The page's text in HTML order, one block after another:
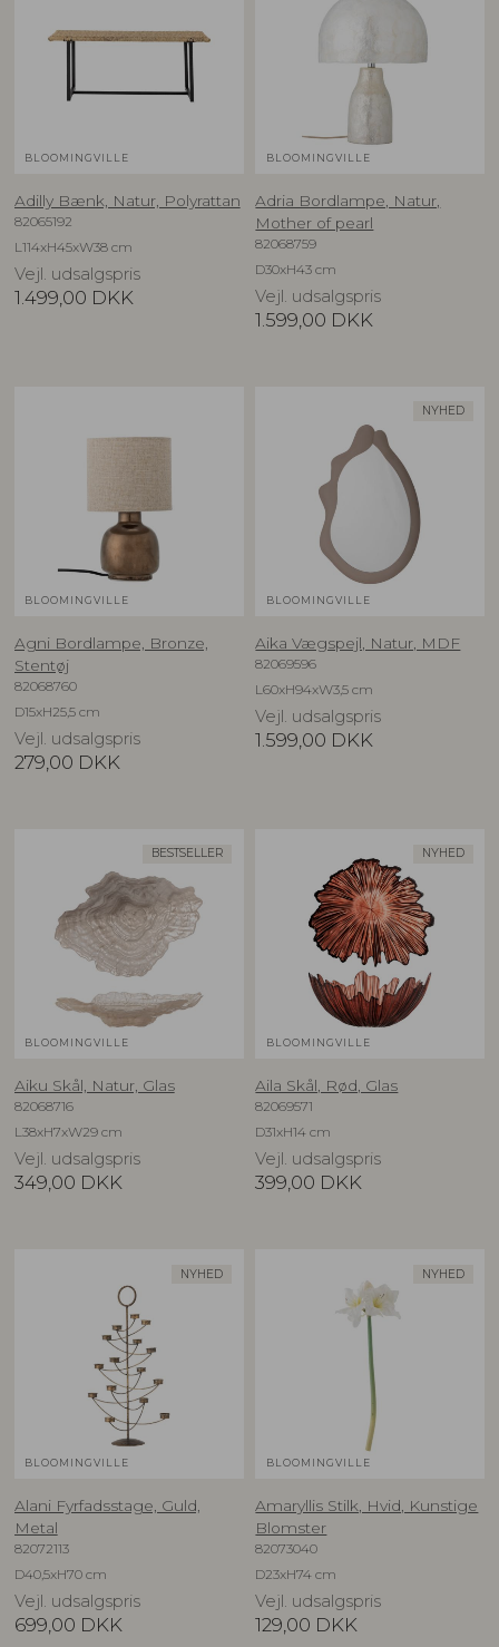
BLOOMINGVILLE
Adilly Bænk, Natur, Polyrattan
82065192
L114xH45xW38 cm
Vejl. udsalgspris
1.499,00 DKK
BLOOMINGVILLE
Adria Bordlampe, Natur,
Mother of pearl
82068759
D30xH43 cm
Vejl. udsalgspris
1.599,00 DKK
BLOOMINGVILLE
Agni Bordlampe, Bronze,
Stentøj
82068760
D15xH25,5 cm
Vejl. udsalgspris
279,00 DKK
NYHED
BLOOMINGVILLE
Aika Vægspejl, Natur, MDF
82069596
L60xH94xW3,5 cm
Vejl. udsalgspris
1.599,00 DKK
BESTSELLER
BLOOMINGVILLE
Aiku Skål, Natur, Glas
82068716
L38xH7xW29 cm
Vejl. udsalgspris
349,00 DKK
NYHED
BLOOMINGVILLE
Aila Skål, Rød, Glas
82069571
D31xH14 cm
Vejl. udsalgspris
399,00 DKK
NYHED
BLOOMINGVILLE
Alani Fyrfadsstage, Guld,
Metal
82072113
D40,5xH70 cm
Vejl. udsalgspris
699,00 DKK
NYHED
BLOOMINGVILLE
Amaryllis Stilk, Hvid, Kunstige
Blomster
82073040
D23xH74 cm
Vejl. udsalgspris
129,00 DKK